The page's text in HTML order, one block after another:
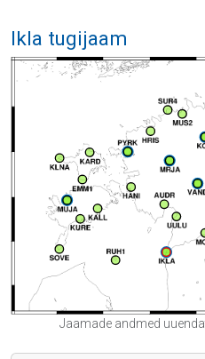
Ikla tugijaam
Jaamade andmed